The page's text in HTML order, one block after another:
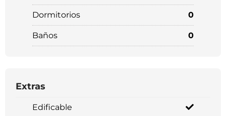
Dormitorios 0
Baños 0
Extras
Edificable